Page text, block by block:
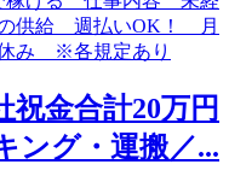
祝金合計20万円
ング・運搬／...